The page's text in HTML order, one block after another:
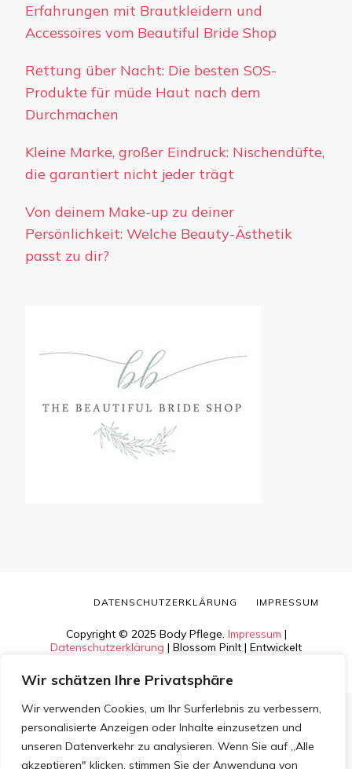
Wir schätzen Ihre Privatsphäre
Wir verwenden Cookies, um Ihr Surferlebnis zu verbessern,
personalisierte Anzeigen oder Inhalte einzusetzen und
unseren Datenverkehr zu analysieren. Wenn Sie auf „Alle
akzeptieren" klicken, stimmen Sie der Anwendung von
Erfahrungen mit Brautkleidern und
Accessoires vom Beautiful Bride Shop
Rettung über Nacht: Die besten SOS-
Produkte für müde Haut nach dem
Durchmachen
Kleine Marke, großer Eindruck: Nischendüfte,
die garantiert nicht jeder trägt
Von deinem Make-up zu deiner
Persönlichkeit: Welche Beauty-Ästhetik
passt zu dir?
Copyright © 2025 Body Pflege. Impressum |
Datenschutzerklärung | Blossom PinIt | Entwickelt
DATENSCHUTZERKLÄRUNG IMPRESSUM